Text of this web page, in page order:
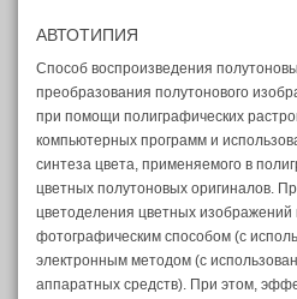
АВТОТИПИЯ
Способ воспроизведения
преобразования полутонового
при помощи полиграфических
компьютерных программ и
синтеза цвета, применяемого в
цветных полутоновых оригиналов.
цветоделения цветных изображений
фотографическим способом (с
электронным методом (с
аппаратных средств). При этом,